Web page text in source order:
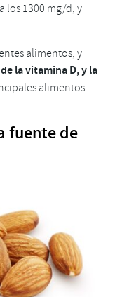
los 1300 mg/d, y
alimentos, y
la vitamina D, y la
alimentos
fuente de